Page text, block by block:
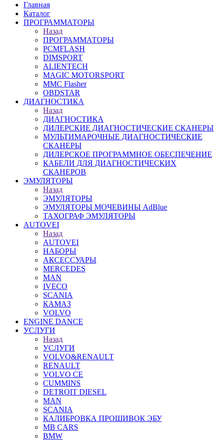
Главная
Каталог
ПРОГРАММАТОРЫ
Назад
ПРОГРАММАТОРЫ
PCMFLASH
DIMSPORT
ALIENTECH
MAGIC MOTORSPORT
MMC Flasher
OBDSTAR
ДИАГНОСТИКА
Назад
ДИАГНОСТИКА
ДИЛЕРСКИЕ ДИАГНОСТИЧЕСКИЕ СКАНЕРЫ
МУЛЬТИМАРОЧНЫЕ ДИАГНОСТИЧЕСКИЕ
СКАНЕРЫ
ДИЛЕРСКОЕ ПРОГРАММНОЕ ОБЕСПЕЧЕНИЕ
КАБЕЛИ ДЛЯ ДИАГНОСТИЧЕСКИХ
СКАНЕРОВ
ЭМУЛЯТОРЫ
Назад
ЭМУЛЯТОРЫ
ЭМУЛЯТОРЫ МОЧЕВИНЫ АdBlue
ТАХОГРАФ ЭМУЛЯТОРЫ
AUTOVEI
Назад
AUTOVEI
НАБОРЫ
АКСЕССУАРЫ
MERCEDES
MAN
IVECO
SCANIA
КАМАЗ
VOLVO
ENGINE DANCE
УСЛУГИ
Назад
УСЛУГИ
VOLVO&RENAULT
RENAULT
VOLVO CE
CUMMINS
DETROIT DIESEL
MAN
SCANIA
КАЛИБРОВКА ПРОШИВОК ЭБУ
MB CARS
BMW